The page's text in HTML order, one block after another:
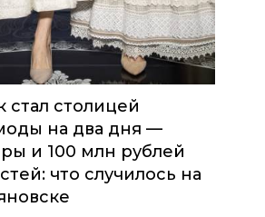
стал столицей
на два дня —
и 100 млн рублей
что случилось на